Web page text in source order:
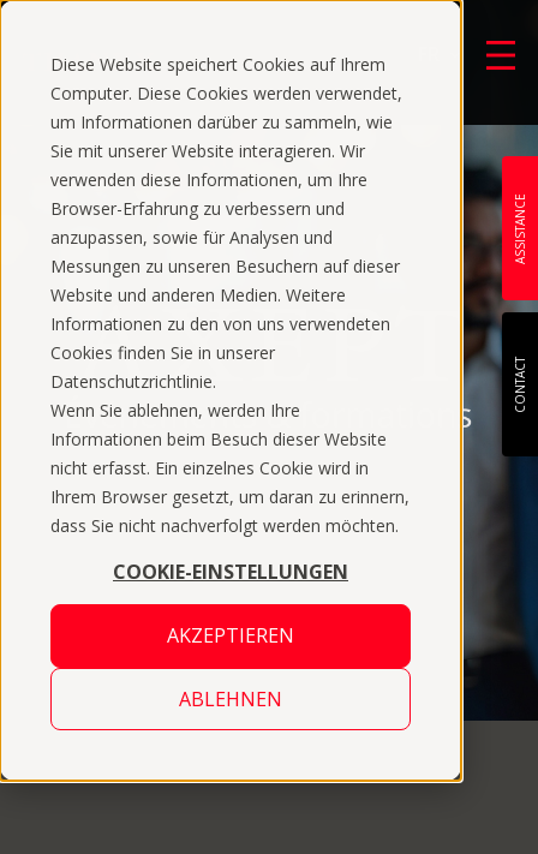
Diese Website speichert Cookies auf Ihrem
Computer. Diese Cookies werden verwendet,
um Informationen darüber zu sammeln, wie
Sie mit unserer Website interagieren. Wir
verwenden diese Informationen, um Ihre
Browser-Erfahrung zu verbessern und
anzupassen, sowie für Analysen und
Messungen zu unseren Besuchern auf dieser
Website und anderen Medien. Weitere
Informationen zu den von uns verwendeten
Cookies finden Sie in unserer
Datenschutzrichtlinie.
Wenn Sie ablehnen, werden Ihre
Informationen beim Besuch dieser Website
nicht erfasst. Ein einzelnes Cookie wird in
Ihrem Browser gesetzt, um daran zu erinnern,
dass Sie nicht nachverfolgt werden möchten.
COOKIE-EINSTELLUNGEN
AKZEPTIEREN
ABLEHNEN
ASSISTANCE
CONTACT